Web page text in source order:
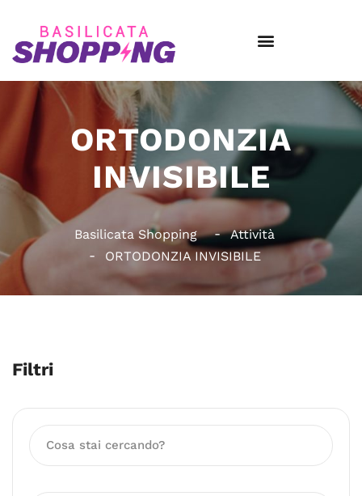
ORTODONZIA
INVISIBILE
Basilicata Shopping
Attività
ORTODONZIA INVISIBILE
Filtri